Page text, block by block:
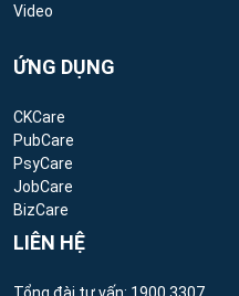
Video
ỨNG DỤNG
CKCare
PubCare
PsyCare
JobCare
BizCare
LIÊN HỆ